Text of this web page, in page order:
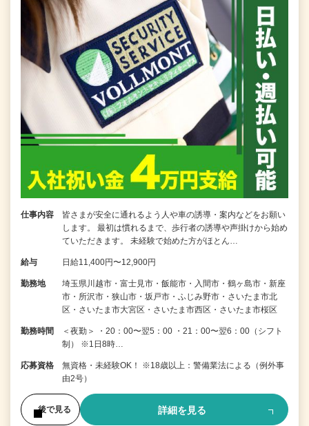
仕事内容
皆さまが安全に通れるよう人や車の誘導・案内などをお願い
します。 最初は慣れるまで、歩行者の誘導や声掛けから始め
ていただきます。 未経験で始めた方がほとん…
給与 日給11,400円〜12,900円
勤務地
埼玉県川越市・富士見市・飯能市・入間市・鶴ヶ島市・新座
市・所沢市・狭山市・坂戸市・ふじみ野市・さいたま市北
区・さいたま市大宮区・さいたま市西区・さいたま市桜区
勤務時間
＜夜勤＞ ・20：00〜翌5：00 ・21：00〜翌6：00（シフト
制） ※1日8時…
応募資格
無資格・未経験OK！ ※18歳以上：警備業法による（例外事
由2号）
後で見る 詳細を見る